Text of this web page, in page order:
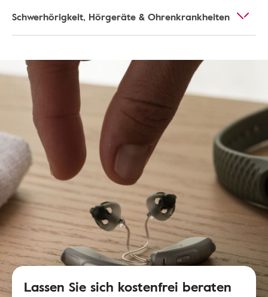
Schwerhörigkeit, Hörgeräte & Ohrenkrankheiten
Lassen Sie sich kostenfrei beraten